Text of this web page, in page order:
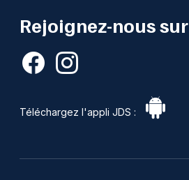
Rejoignez-nous sur
Téléchargez l'appli JDS :